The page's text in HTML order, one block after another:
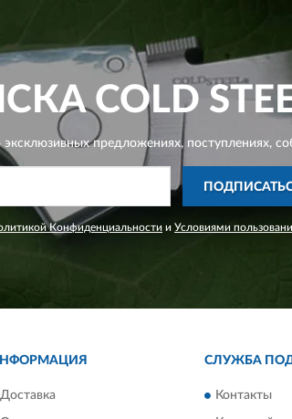
COLD
предложениях,поступлениях,
Конфиденциальности и Условиями
Доставка
СЛУЖБА
Контакты